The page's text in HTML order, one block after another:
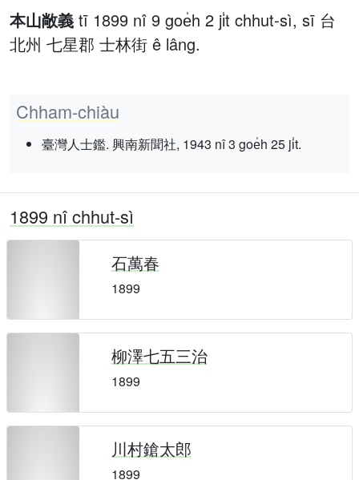
本山敞義 tī 1899 nî 9 goe̍h 2 ji̍t chhut-sì, sī 台
北州 七星郡 士林街 ê lâng.
Chham-chiàu
臺灣人士鑑. 興南新聞社, 1943 nî 3 goe̍h 25 ji̍t.
1899 nî chhut-sì
石萬春
1899
柳澤七五三治
1899
川村鎗太郎
1899